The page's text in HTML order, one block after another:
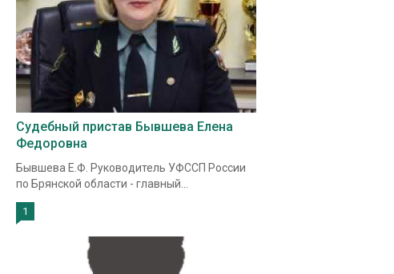
Судебный пристав Бывшева Елена
Федоровна
Бывшева Е.Ф. Руководитель УФССП России
по Брянской области - главный...
1